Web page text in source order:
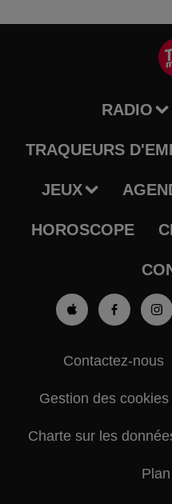
RADIO
TRAQUEURS
JEUX
HOROSCOPE
Contactez-nous
Gestion des cookies
Charte sur les